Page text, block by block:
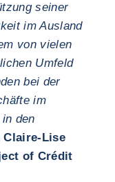
seiner
im Ausland
von vielen
Umfeld
bei der
im
den
Claire-Lise
of Crédit